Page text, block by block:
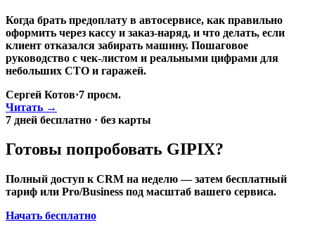
Когда брать предоплату в автосервисе, как правильно
оформить через кассу и заказ-наряд, и что делать, если
клиент отказался забирать машину. Пошаговое
руководство с чек-листом и реальными цифрами для
небольших СТО и гаражей.
Сергей Котов·7 просм.
Читать →
7 дней бесплатно · без карты
Готовы попробовать GIPIX?
Полный доступ к CRM на неделю — затем бесплатный
тариф или Pro/Business под масштаб вашего сервиса.
Начать бесплатно